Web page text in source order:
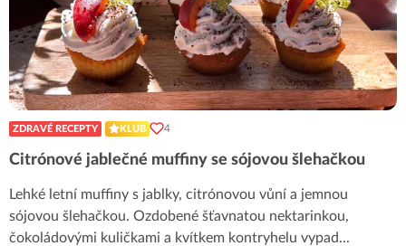
ZDRAVÉ RECEPTY KLUB 4
Citrónové jablečné muffiny se sójovou šlehačkou
Lehké letní muffiny s jablky, citrónovou vůní a jemnou
sójovou šlehačkou. Ozdobené šťavnatou nektarinkou,
čokoládovými kuličkami a kvítkem kontryhelu vypad...